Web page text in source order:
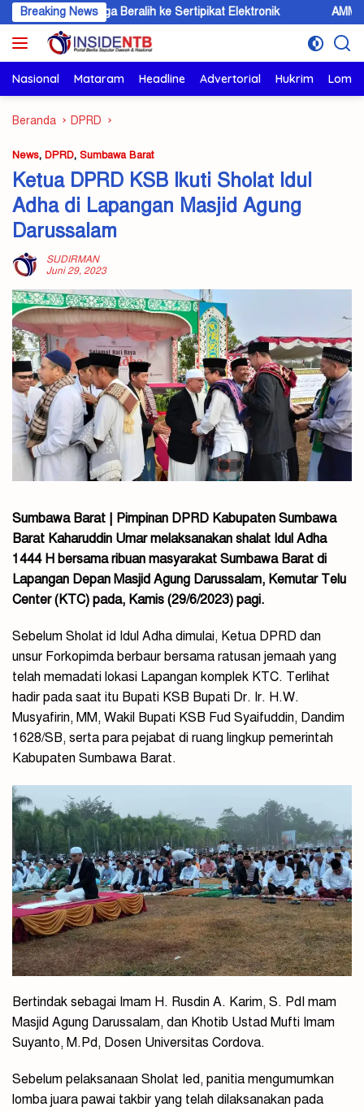
Langsung
ke
konten
Breaking News
Warga Beralih ke Sertipikat Elektronik AMMAN Perkuat
Nasional Mataram Headline Advertorial Hukrim
Beranda DPRD
News, DPRD, Sumbawa Barat
Ketua DPRD KSB Ikuti Sholat Idul
Adha di Lapangan Masjid Agung
Darussalam
SUDIRMAN
Juni 29, 2023
Sumbawa Barat | Pimpinan DPRD Kabupaten Sumbawa
Barat Kaharuddin Umar melaksanakan shalat Idul Adha
1444 H bersama ribuan masyarakat Sumbawa Barat di
Lapangan Depan Masjid Agung Darussalam, Kemutar Telu
Center (KTC) pada, Kamis (29/6/2023) pagi.
Sebelum Sholat id Idul Adha dimulai, Ketua DPRD dan
unsur Forkopimda berbaur bersama ratusan jemaah yang
telah memadati lokasi Lapangan komplek KTC. Terlihat
hadir pada saat itu Bupati KSB Bupati Dr. Ir. H.W.
Musyafirin, MM, Wakil Bupati KSB Fud Syaifuddin, Dandim
1628/SB, serta para pejabat di ruang lingkup pemerintah
Kabupaten Sumbawa Barat.
Bertindak sebagai Imam H. Rusdin A. Karim, S. PdI mam
Masjid Agung Darussalam, dan Khotib Ustad Mufti Imam
Suyanto, M.Pd, Dosen Universitas Cordova.
Sebelum pelaksanaan Sholat Ied, panitia mengumumkan
lomba juara pawai takbir yang telah dilaksanakan pada